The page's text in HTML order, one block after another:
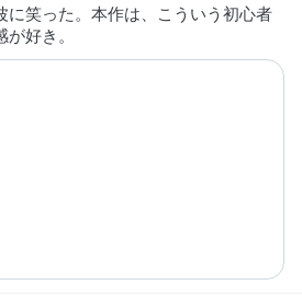
に笑った。本作は、こういう初心者
好き。